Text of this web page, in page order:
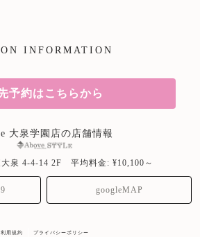
INFORMATION
予約はこちらから
大泉学園店の店舗情報
泉 4-4-14 2F 平均料金: ¥10,100～
googleMAP
利用規約 プライバシーポリシー